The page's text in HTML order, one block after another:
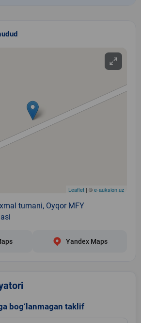
Leaflet | ©e-auksion.uz
tumani, Oyqor MFY
Yandex Maps
bog‘lanmagan taklif